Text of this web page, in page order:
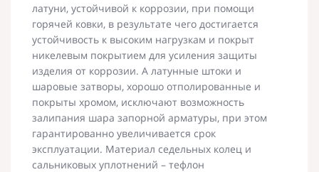
латуни, устойчивой к коррозии, при помощи
горячей ковки, в результате чего достигается
устойчивость к высоким нагрузкам и покрыт
никелевым покрытием для усиления защиты
изделия от коррозии. А латунные штоки и
шаровые затворы, хорошо отполированные и
покрыты хромом, исключают возможность
залипания шара запорной арматуры, при этом
гарантированно увеличивается срок
эксплуатации. Материал седельных колец и
сальниковых уплотнений – тефлон